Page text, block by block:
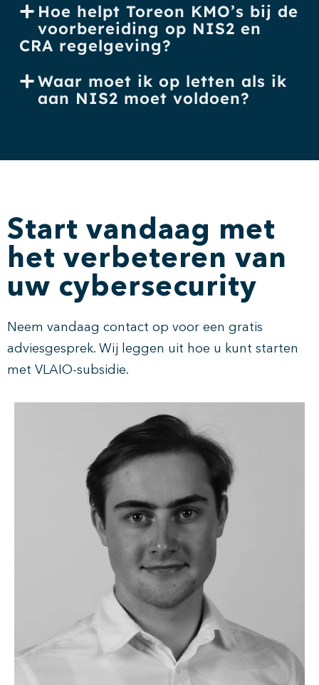
Hoe helpt Toreon KMO’s bij de
voorbereiding op NIS2 en
CRA regelgeving?
Waar moet ik op letten als ik
aan NIS2 moet voldoen?
Start vandaag met
het verbeteren van
uw cybersecurity
Neem vandaag contact op voor een gratis
adviesgesprek. Wij leggen uit hoe u kunt starten
met VLAIO-subsidie.